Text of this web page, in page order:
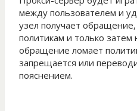
между пользователем и
узел получает
политикам и только
обращение ломает
запрещается или
пояснением.